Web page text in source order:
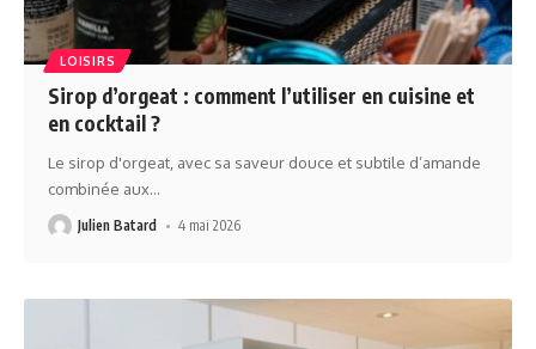
LOISIRS
Sirop d’orgeat : comment l’utiliser en cuisine et
en cocktail ?
Le sirop d'orgeat, avec sa saveur douce et subtile d’amande
combinée aux…
Julien Batard 4 mai 2026